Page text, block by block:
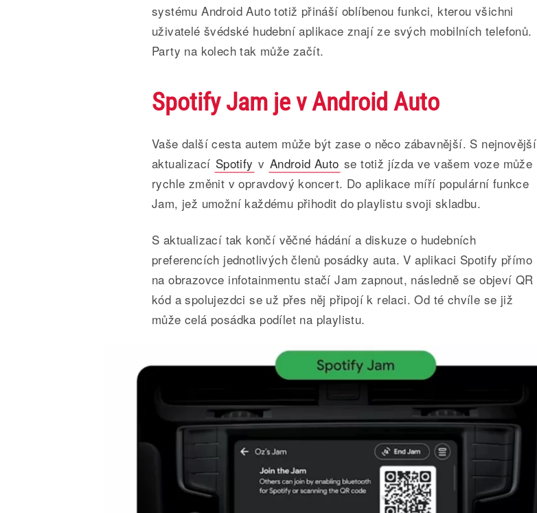
systému Android Auto totiž přináší oblíbenou funkci, kterou všichni
uživatelé švédské hudební aplikace znají ze svých mobilních telefonů.
Party na kolech tak může začít.
Spotify Jam je v Android Auto
Vaše další cesta autem může být zase o něco zábavnější. S nejnovější
aktualizací Spotify v Android Auto se totiž jízda ve vašem voze může
rychle změnit v opravdový koncert. Do aplikace míří populární funkce
Jam, jež umožní každému přihodit do playlistu svoji skladbu.
S aktualizací tak končí věčné hádání a diskuze o hudebních
preferencích jednotlivých členů posádky auta. V aplikaci Spotify přímo
na obrazovce infotainmentu stačí Jam zapnout, následně se objeví QR
kód a spolujezdci se už přes něj připojí k relaci. Od té chvíle se již
může celá posádka podílet na playlistu.